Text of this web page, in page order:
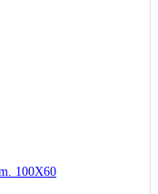
100X60